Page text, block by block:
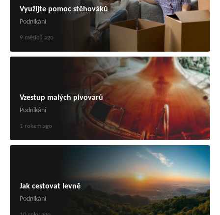
Využijte pomoc stěhováků
Podnikání
9 měsíců ago
Vzestup malých pivovarů
Podnikání
1 rokem ago
Jak cestovat levně
Podnikání